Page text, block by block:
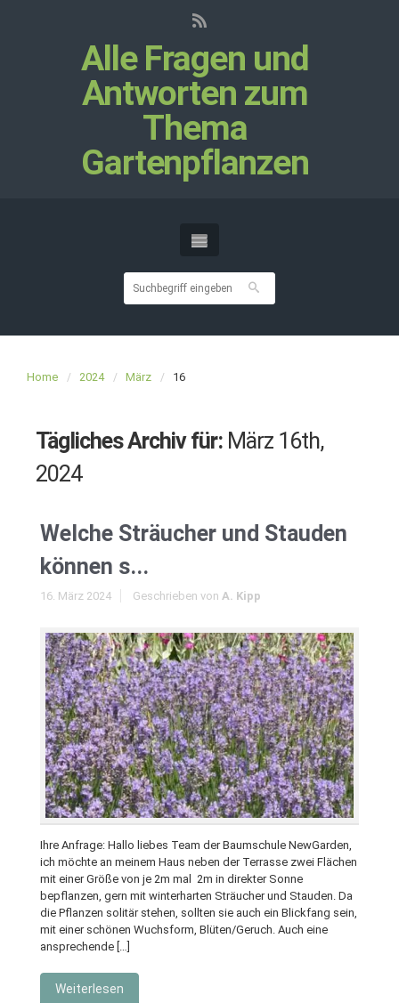
Alle Fragen und
Antworten zum
Thema
Gartenpflanzen
Home 2024 März 16
Tägliches Archiv für: März 16th,
2024
Welche Sträucher und Stauden
können s...
16. März 2024 Geschrieben von A. Kipp
Ihre Anfrage: Hallo liebes Team der Baumschule NewGarden,
ich möchte an meinem Haus neben der Terrasse zwei Flächen
mit einer Größe von je 2m mal 2m in direkter Sonne
bepflanzen, gern mit winterharten Sträucher und Stauden. Da
die Pflanzen solitär stehen, sollten sie auch ein Blickfang sein,
mit einer schönen Wuchsform, Blüten/Geruch. Auch eine
ansprechende […]
Weiterlesen